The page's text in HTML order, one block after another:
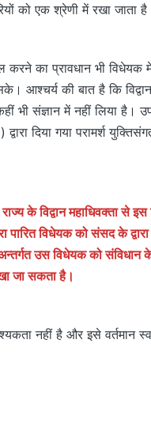
को एक श्रेणी में रखा जाता
करने का प्रावधान भी
की बात है कि
संज्ञान में नहीं लिया है।
दिया गया परामर्श
के विद्वान महाधिवक्ता से इस
पारित विधेयक को संसद के
उस विधेयक को संविधान
जा सकता है।
नहीं है और इसे वर्तमान